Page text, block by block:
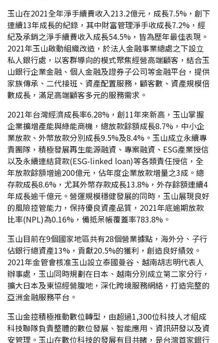
玉山在2021全年淨手續費收入213.2億元，成長7.5%，創下
連續13年成長的紀錄，其中財富管理淨手收成長7.2%，經
紀及承銷之淨手續費收入成長54.5%，皆為歷年最佳表現。
2021年玉山啟動組織改造，於法人金融事業總處之下設立
私人銀行處，以客群導向的模式聚焦經營高端顧客，結合玉
山銀行企業金融、個人金融及證券子公司等金融平台，提供
家族傳承、二代接班、資產配置服務，顧客數、資產規模倍
數成長，滿足高端顧客多元的服務需求。
2021年台灣經濟成長率6.28%，創11年來新高，玉山掌握
企業擴增產能與綠能商機，總放款餘額成長8.7%，中小企
業放款、外幣放款分別成長9.5%及8.4%。玉山成立永續專
責團隊，積極發展再生能源融資、專案融資、ESG產業授信
以及永續連結貸款(ESG-linked loan)等各類責任授信，全
年放款餘額增逾200億元，佔年度企業放款增量之3成。總
存款成長8.6%，尤其外幣存款成長13.8%，外存餘額連續4
年成長逾千億元。營運規模穩健發展的同時，玉山展現良好
的風險控管能力，保持優良資產品質，2021年底逾期放款
比率(NPL)為0.16%，備抵呆帳覆蓋率783.8%。
玉山目前在9個國家地區共有28個營業據點，海外分、子行
佔銀行總資產13%，貢獻20.5%的獲利，創造良好績效。
2021年金管會核准玉山設立泰國曼谷、越南胡志明代表人
辦事處，玉山同時規劃在日本、越南分別成立第二家分行，
擴大日本及東協經營腹地，深化跨境服務網絡，打造完整的
亞洲金融服務平台。
玉山金控積極推動數位轉型，由超過1,300位科技人才組成
科技聯隊負責整體的數位發展、智能應用、資訊研發以及資
安管理。玉山在數位科技的發展有目共睹，是台灣首家銀行